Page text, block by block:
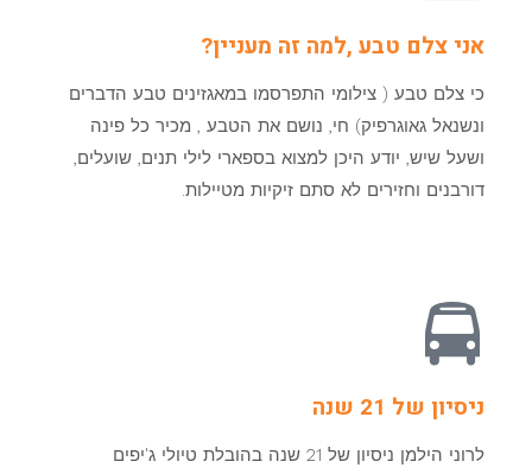
אני צלם טבע ,למה זה מעניין?
כי צלם טבע ( צילומי התפרסמו במאגזינים טבע הדברים
ונשנאל גאוגרפיק) חי, נושם את הטבע , מכיר כל פינה
ושעל שיש, יודע היכן למצוא בספארי לילי תנים, שועלים,
דורבנים וחזירים לא סתם זיקיות מטיילות.
ניסיון של 21 שנה
לרוני הילמן ניסיון של 21 שנה בהובלת טיולי ג'יפים